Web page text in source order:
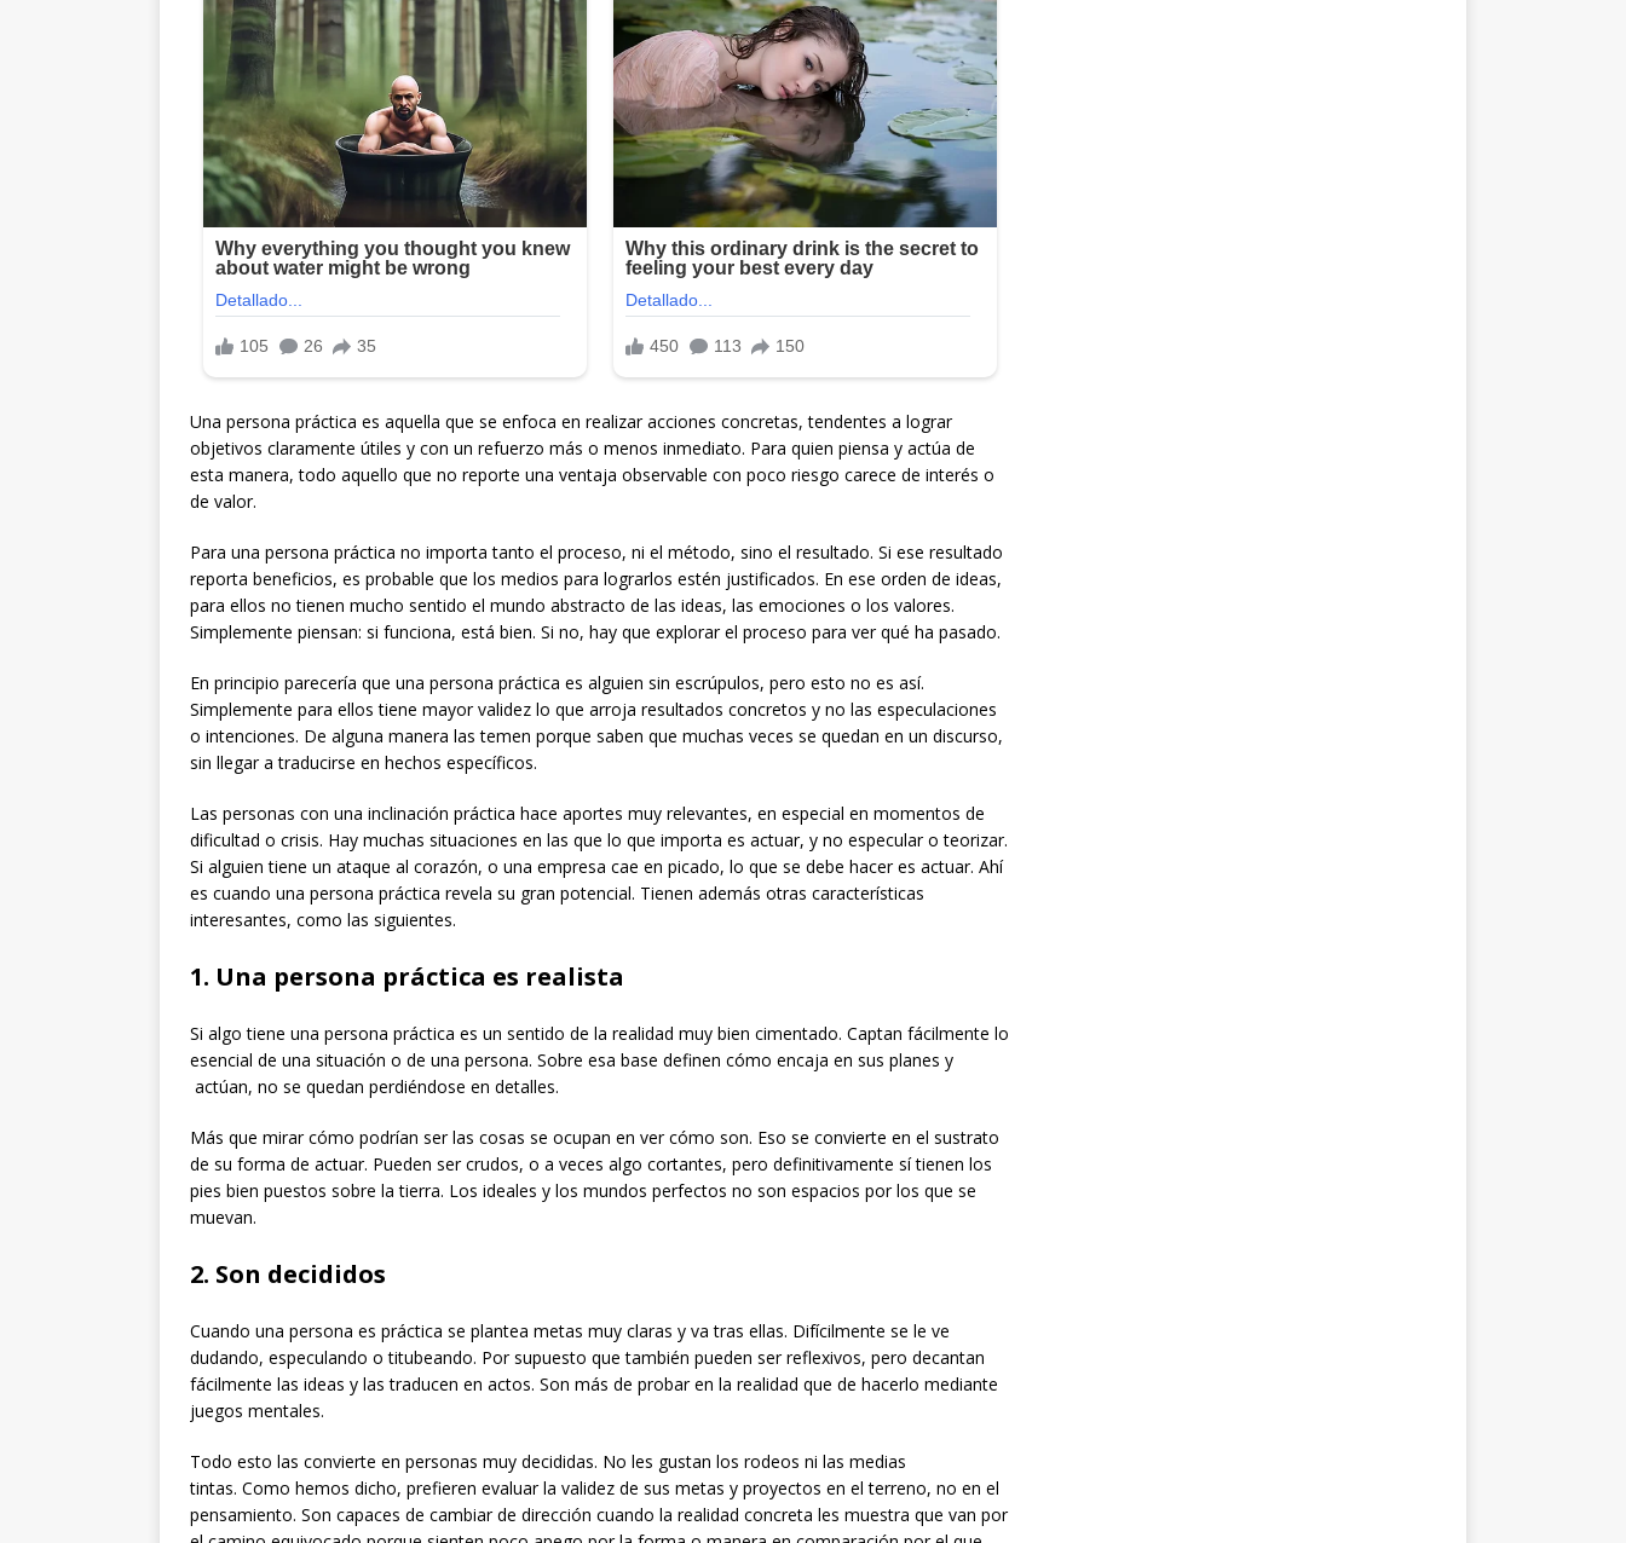
Una persona práctica es aquella que se enfoca en realizar acciones concretas, tendentes a lograr
objetivos claramente útiles y con un refuerzo más o menos inmediato. Para quien piensa y actúa de
esta manera, todo aquello que no reporte una ventaja observable con poco riesgo carece de interés o
de valor.
Para una persona práctica no importa tanto el proceso, ni el método, sino el resultado. Si ese resultado
reporta beneficios, es probable que los medios para lograrlos estén justificados. En ese orden de ideas,
para ellos no tienen mucho sentido el mundo abstracto de las ideas, las emociones o los valores.
Simplemente piensan: si funciona, está bien. Si no, hay que explorar el proceso para ver qué ha pasado.
En principio parecería que una persona práctica es alguien sin escrúpulos, pero esto no es así.
Simplemente para ellos tiene mayor validez lo que arroja resultados concretos y no las especulaciones
o intenciones. De alguna manera las temen porque saben que muchas veces se quedan en un discurso,
sin llegar a traducirse en hechos específicos.
Las personas con una inclinación práctica hace aportes muy relevantes, en especial en momentos de
dificultad o crisis. Hay muchas situaciones en las que lo que importa es actuar, y no especular o teorizar.
Si alguien tiene un ataque al corazón, o una empresa cae en picado, lo que se debe hacer es actuar. Ahí
es cuando una persona práctica revela su gran potencial. Tienen además otras características
interesantes, como las siguientes.
1. Una persona práctica es realista
Si algo tiene una persona práctica es un sentido de la realidad muy bien cimentado. Captan fácilmente lo
esencial de una situación o de una persona. Sobre esa base definen cómo encaja en sus planes y
actúan, no se quedan perdiéndose en detalles.
Más que mirar cómo podrían ser las cosas se ocupan en ver cómo son. Eso se convierte en el sustrato
de su forma de actuar. Pueden ser crudos, o a veces algo cortantes, pero definitivamente sí tienen los
pies bien puestos sobre la tierra. Los ideales y los mundos perfectos no son espacios por los que se
muevan.
2. Son decididos
Cuando una persona es práctica se plantea metas muy claras y va tras ellas. Difícilmente se le ve
dudando, especulando o titubeando. Por supuesto que también pueden ser reflexivos, pero decantan
fácilmente las ideas y las traducen en actos. Son más de probar en la realidad que de hacerlo mediante
juegos mentales.
Todo esto las convierte en personas muy decididas. No les gustan los rodeos ni las medias
tintas. Como hemos dicho, prefieren evaluar la validez de sus metas y proyectos en el terreno, no en el
pensamiento. Son capaces de cambiar de dirección cuando la realidad concreta les muestra que van por